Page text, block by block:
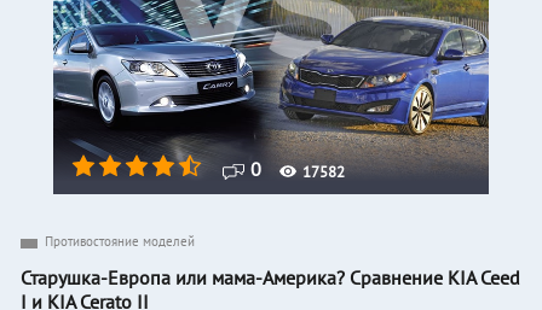
0 17582
Противостояние моделей
Старушка-Европа или мама-Америка? Сравнение KIA Ceed
I и KIA Cerato II